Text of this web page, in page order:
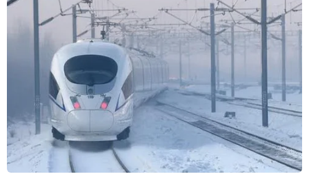
20/11/2023 09:40
Các dân tộc thiểu số Tây Nguyên có một nền văn hóa
bản địa phong phú và đa dạng, với văn hóa chữ viết,
trang phục, âm nhạc dân gian, văn hóa và ẩm thực độc